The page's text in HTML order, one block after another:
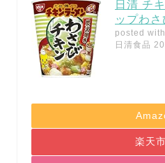
日清 チ
ップわ
posted with
日清食品
楽天